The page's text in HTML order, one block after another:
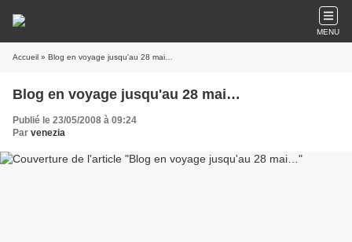
MENU
Accueil » Blog en voyage jusqu'au 28 mai…
Blog en voyage jusqu'au 28 mai…
Publié le 23/05/2008 à 09:24
Par venezia